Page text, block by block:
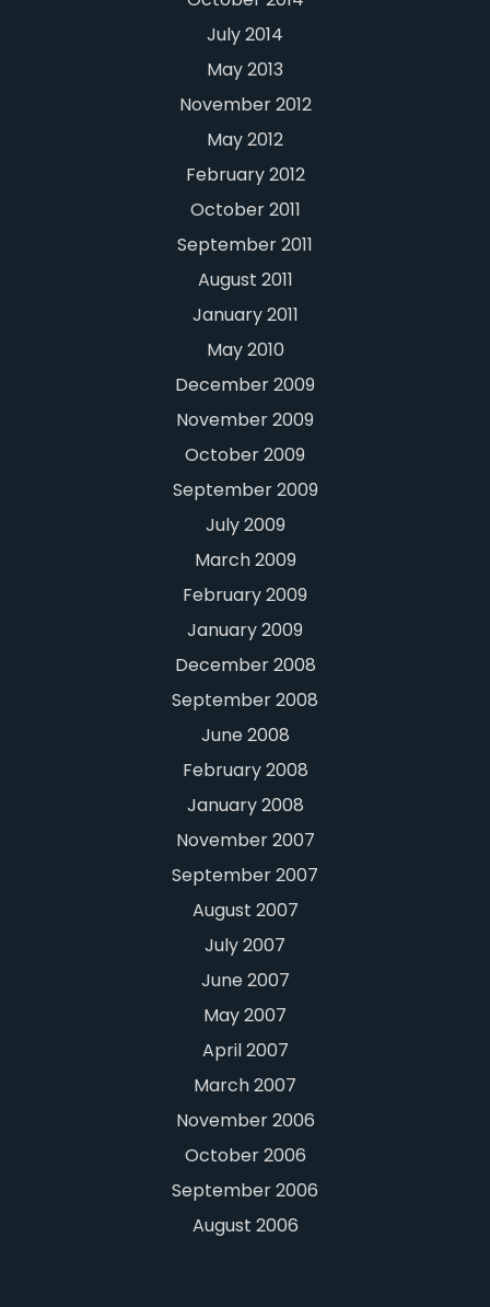
July 2014
May 2013
November 2012
May 2012
February 2012
October 2011
September 2011
August 2011
January 2011
May 2010
December 2009
November 2009
October 2009
September 2009
July 2009
March 2009
February 2009
January 2009
December 2008
September 2008
June 2008
February 2008
January 2008
November 2007
September 2007
August 2007
July 2007
June 2007
May 2007
April 2007
March 2007
November 2006
October 2006
September 2006
August 2006